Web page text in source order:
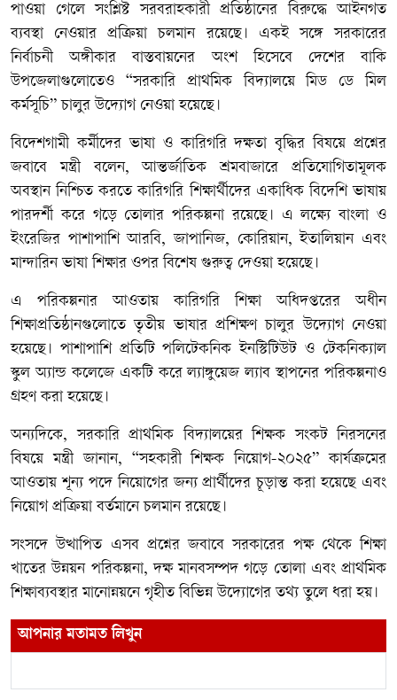
পাওয়া গেলে সংশ্লিষ্ট সরবরাহকারী প্রতিষ্ঠানের বিরুদ্ধে আইনগত
ব্যবস্থা নেওয়ার প্রক্রিয়া চলমান রয়েছে। একই সঙ্গে সরকারের
নির্বাচনী অঙ্গীকার বাস্তবায়নের অংশ হিসেবে দেশের বাকি
উপজেলাগুলোতেও “সরকারি প্রাথমিক বিদ্যালয়ে মিড ডে মিল
কর্মসূচি” চালুর উদ্যোগ নেওয়া হয়েছে।
বিদেশগামী কর্মীদের ভাষা ও কারিগরি দক্ষতা বৃদ্ধির বিষয়ে প্রশ্নের
জবাবে মন্ত্রী বলেন, আন্তর্জাতিক শ্রমবাজারে প্রতিযোগিতামূলক
অবস্থান নিশ্চিত করতে কারিগরি শিক্ষার্থীদের একাধিক বিদেশি ভাষায়
পারদর্শী করে গড়ে তোলার পরিকল্পনা রয়েছে। এ লক্ষ্যে বাংলা ও
ইংরেজির পাশাপাশি আরবি, জাপানিজ, কোরিয়ান, ইতালিয়ান এবং
মান্দারিন ভাষা শিক্ষার ওপর বিশেষ গুরুত্ব দেওয়া হয়েছে।
এ পরিকল্পনার আওতায় কারিগরি শিক্ষা অধিদপ্তরের অধীন
শিক্ষাপ্রতিষ্ঠানগুলোতে তৃতীয় ভাষার প্রশিক্ষণ চালুর উদ্যোগ নেওয়া
হয়েছে। পাশাপাশি প্রতিটি পলিটেকনিক ইনস্টিটিউট ও টেকনিক্যাল
স্কুল অ্যান্ড কলেজে একটি করে ল্যাঙ্গুয়েজ ল্যাব স্থাপনের পরিকল্পনাও
গ্রহণ করা হয়েছে।
অন্যদিকে, সরকারি প্রাথমিক বিদ্যালয়ের শিক্ষক সংকট নিরসনের
বিষয়ে মন্ত্রী জানান, “সহকারী শিক্ষক নিয়োগ-২০২৫” কার্যক্রমের
আওতায় শূন্য পদে নিয়োগের জন্য প্রার্থীদের চূড়ান্ত করা হয়েছে এবং
নিয়োগ প্রক্রিয়া বর্তমানে চলমান রয়েছে।
সংসদে উত্থাপিত এসব প্রশ্নের জবাবে সরকারের পক্ষ থেকে শিক্ষা
খাতের উন্নয়ন পরিকল্পনা, দক্ষ মানবসম্পদ গড়ে তোলা এবং প্রাথমিক
শিক্ষাব্যবস্থার মানোন্নয়নে গৃহীত বিভিন্ন উদ্যোগের তথ্য তুলে ধরা হয়।
আপনার মতামত লিখুন